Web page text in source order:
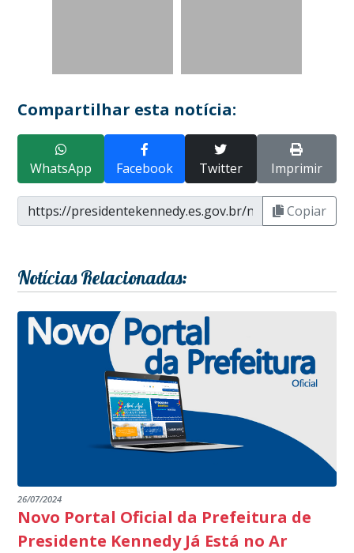
Compartilhar esta notícia:
WhatsApp Facebook Twitter Imprimir
Copiar
Notícias Relacionadas:
26/07/2024
Novo Portal Oficial da Prefeitura de
Presidente Kennedy Já Está no Ar